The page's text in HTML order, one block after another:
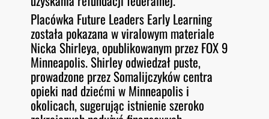
Placówka Future Leaders Early Learning
została pokazana w viralowym materiale
Nicka Shirleya, opublikowanym przez FOX 9
Minneapolis. Shirley odwiedzał puste,
prowadzone przez Somalijczyków centra
opieki nad dziećmi w Minneapolis i
okolicach, sugerując istnienie szeroko